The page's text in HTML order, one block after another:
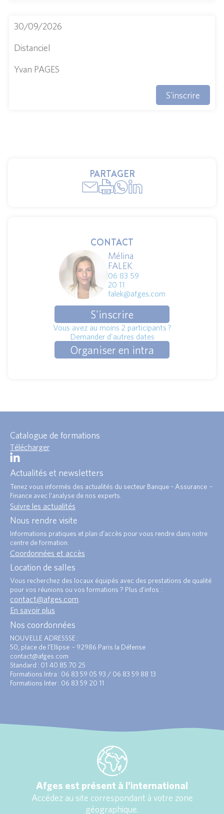
30/09/2026
Distanciel
Yvan PAGES
S'inscrire
PARTAGER
CONTACT
Mélina
FALEK
06 83 59
20 11
falek@afges.com
S'inscrire
Vous avez au moins 2 participants ?
Demander d'autres dates
Organiser en intra
Catalogue de formations
Télécharger
Actualités et newsletters
Tenez vous informés des actualités du secteur Banque – Assurance –
Finance avec l’analyse de nos experts.
Suivre les actualités
Nous rendre visite
Informations pratiques et plan d’accès pour vous rendre dans notre
centre de formation.
Coordonnées et accès
Location de salles
Vous recherchez des locaux équipés avec des prestations de qualité
pour vos réunions ou vos formations ? Plus d’infos :
contact@afges.com.
En savoir plus
Nos coordonnées
NOUVELLE ADRESSSE :
50, place de l’Ellipse – 92986 Paris la Défense
contact@afges.com
Standard : 01 40 85 70 25
Formations Intra : 06 83 59 05 93 / 06 83 59 88 13
Formations Inter : 06 83 59 20 11
Afges est présent à l’international
Accédez au site correspondant à votre zone
géographique.